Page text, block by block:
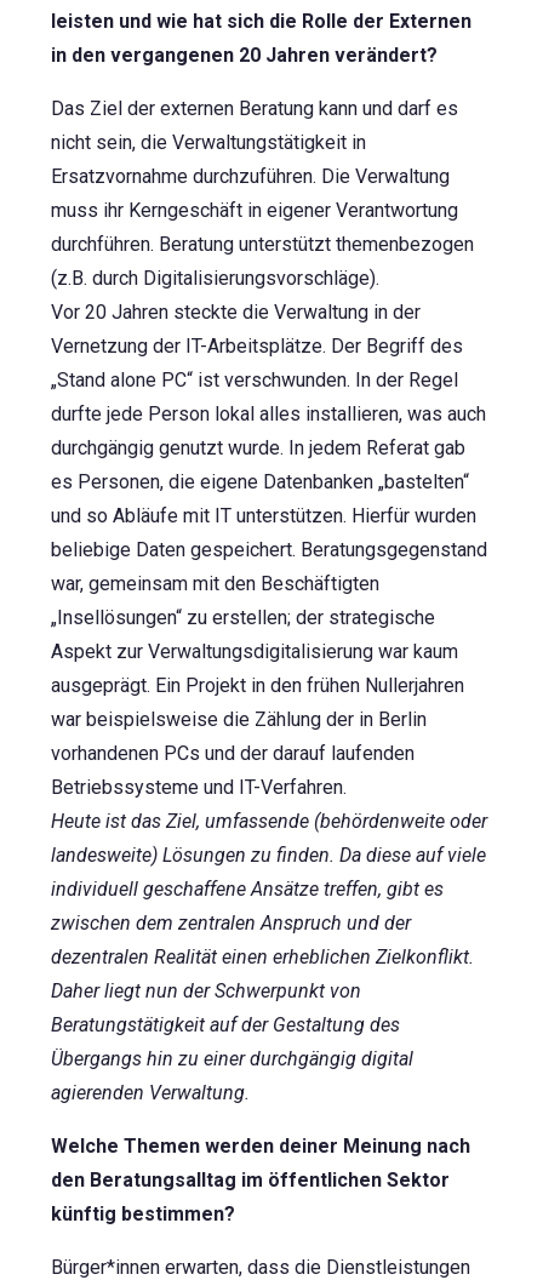
leisten und wie hat sich die Rolle der Externen
in den vergangenen 20 Jahren verändert?
Das Ziel der externen Beratung kann und darf es
nicht sein, die Verwaltungstätigkeit in
Ersatzvornahme durchzuführen. Die Verwaltung
muss ihr Kerngeschäft in eigener Verantwortung
durchführen. Beratung unterstützt themenbezogen
(z.B. durch Digitalisierungsvorschläge).
Vor 20 Jahren steckte die Verwaltung in der
Vernetzung der IT-Arbeitsplätze. Der Begriff des
„Stand alone PC“ ist verschwunden. In der Regel
durfte jede Person lokal alles installieren, was auch
durchgängig genutzt wurde. In jedem Referat gab
es Personen, die eigene Datenbanken „bastelten“
und so Abläufe mit IT unterstützen. Hierfür wurden
beliebige Daten gespeichert. Beratungsgegenstand
war, gemeinsam mit den Beschäftigten
„Insellösungen“ zu erstellen; der strategische
Aspekt zur Verwaltungsdigitalisierung war kaum
ausgeprägt. Ein Projekt in den frühen Nullerjahren
war beispielsweise die Zählung der in Berlin
vorhandenen PCs und der darauf laufenden
Betriebssysteme und IT-Verfahren.
Heute ist das Ziel, umfassende (behördenweite oder
landesweite) Lösungen zu finden. Da diese auf viele
individuell geschaffene Ansätze treffen, gibt es
zwischen dem zentralen Anspruch und der
dezentralen Realität einen erheblichen Zielkonflikt.
Daher liegt nun der Schwerpunkt von
Beratungstätigkeit auf der Gestaltung des
Übergangs hin zu einer durchgängig digital
agierenden Verwaltung.
Welche Themen werden deiner Meinung nach
den Beratungsalltag im öffentlichen Sektor
künftig bestimmen?
Bürger*innen erwarten, dass die Dienstleistungen